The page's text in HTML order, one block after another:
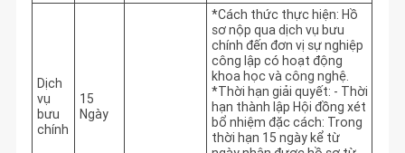
Dịch
vụ
bưu
chính
15
Ngày
*Cách thức thực hiện: Hồ
sơ nộp qua dịch vụ bưu
chính đến đơn vị sự nghiệp
công lập có hoạt động
khoa học và công nghệ.
*Thời hạn giải quyết: - Thời
hạn thành lập Hội đồng xét
bổ nhiệm đặc cách: Trong
thời hạn 15 ngày kể từ